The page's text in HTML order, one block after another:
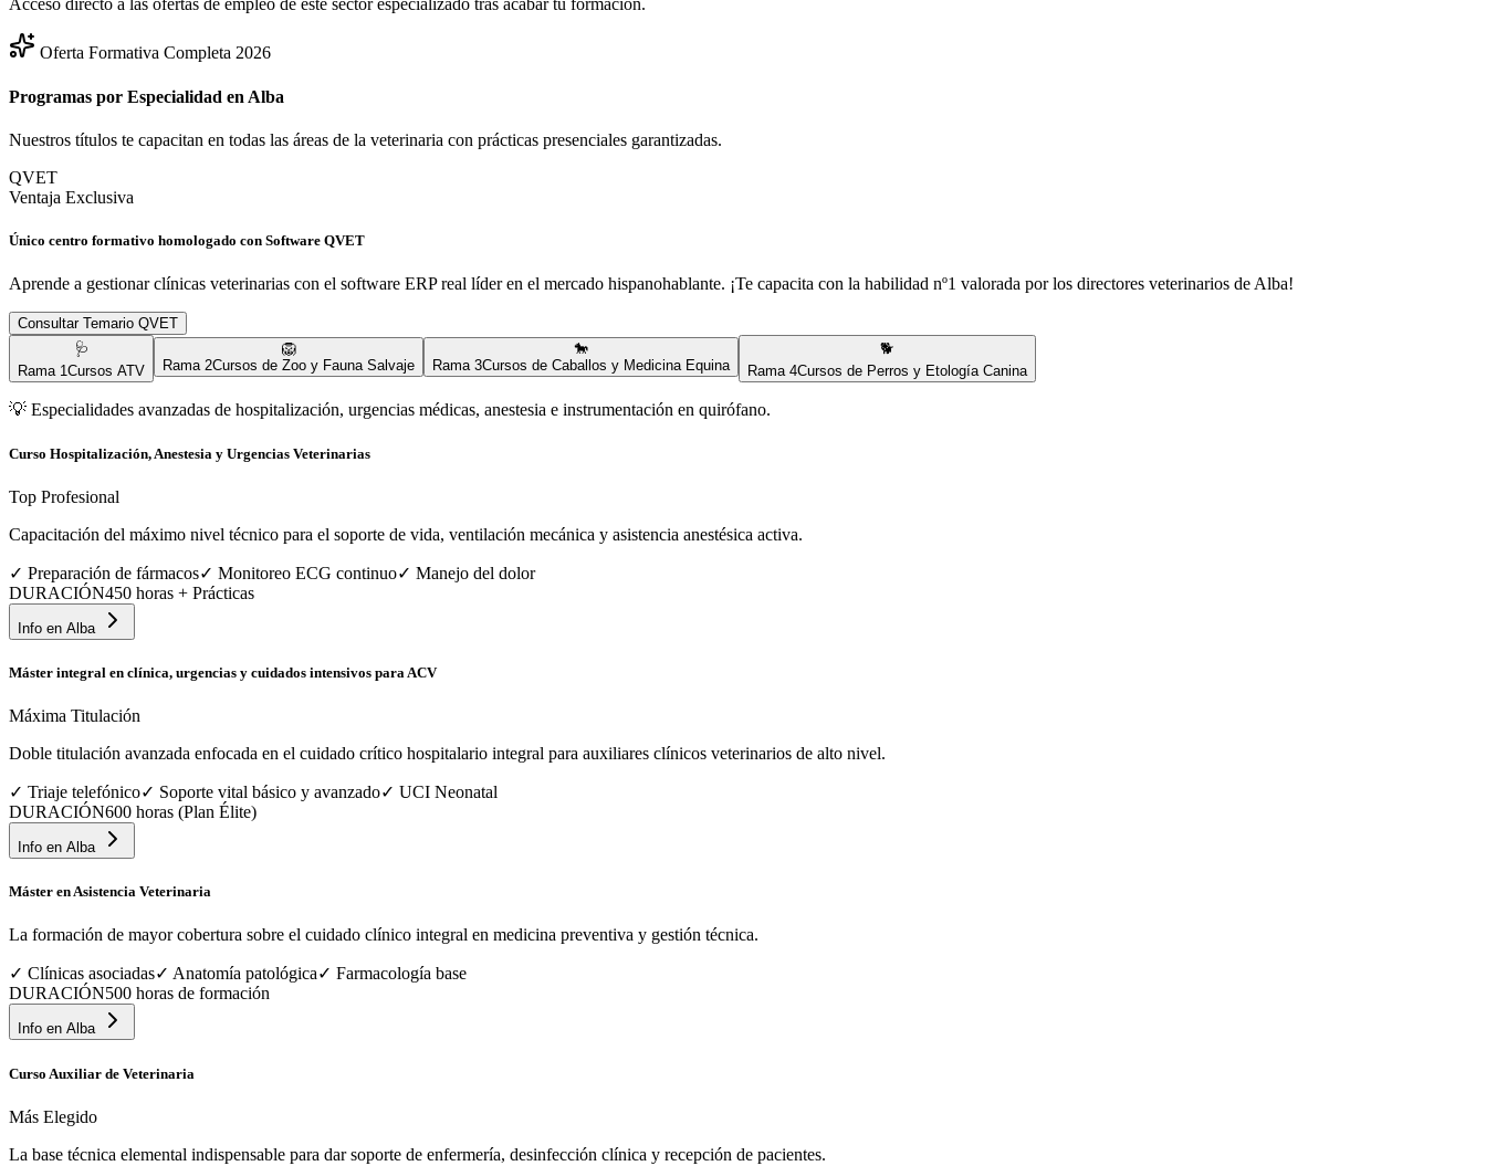
Acceso directo a las ofertas de empleo de este sector especializado tras acabar tu formación.
Oferta Formativa Completa 2026
Programas por Especialidad en Alba
Nuestros títulos te capacitan en todas las áreas de la veterinaria con prácticas presenciales garantizadas.
QVET
Ventaja Exclusiva
Único centro formativo homologado con Software QVET
Aprende a gestionar clínicas veterinarias con el software ERP real líder en el mercado hispanohablante. ¡Te capacita con la habilidad nº1 valorada por los directores veterinarios de Alba!
Consultar Temario QVET
🩺
Rama 1Cursos ATV
🦁
Rama 2Cursos de Zoo y Fauna Salvaje
🐎
Rama 3Cursos de Caballos y Medicina Equina
🐕
Rama 4Cursos de Perros y Etología Canina
💡 Especialidades avanzadas de hospitalización, urgencias médicas, anestesia e instrumentación en quirófano.
Curso Hospitalización, Anestesia y Urgencias Veterinarias
Top Profesional
Capacitación del máximo nivel técnico para el soporte de vida, ventilación mecánica y asistencia anestésica activa.
✓ Preparación de fármacos✓ Monitoreo ECG continuo✓ Manejo del dolor
DURACIÓN450 horas + Prácticas
Info en Alba
Máster integral en clínica, urgencias y cuidados intensivos para ACV
Máxima Titulación
Doble titulación avanzada enfocada en el cuidado crítico hospitalario integral para auxiliares clínicos veterinarios de alto nivel.
✓ Triaje telefónico✓ Soporte vital básico y avanzado✓ UCI Neonatal
DURACIÓN600 horas (Plan Élite)
Info en Alba
Máster en Asistencia Veterinaria
La formación de mayor cobertura sobre el cuidado clínico integral en medicina preventiva y gestión técnica.
✓ Clínicas asociadas✓ Anatomía patológica✓ Farmacología base
DURACIÓN500 horas de formación
Info en Alba
Curso Auxiliar de Veterinaria
Más Elegido
La base técnica elemental indispensable para dar soporte de enfermería, desinfección clínica y recepción de pacientes.